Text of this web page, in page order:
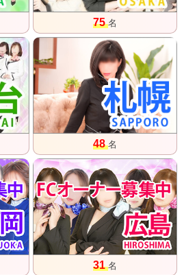
75 名
48 名
31 名